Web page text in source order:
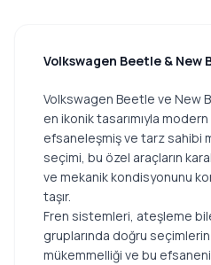
Volkswagen Beetle & New
Volkswagen Beetle ve New
en ikonik tasarımıyla
efsaneleşmiş ve tarz sahibi
seçimi, bu özel araçların
ve mekanik kondisyonunu
taşır.
Fren sistemleri, ateşleme
gruplarında doğru seçimlerin
mükemmelliği ve bu